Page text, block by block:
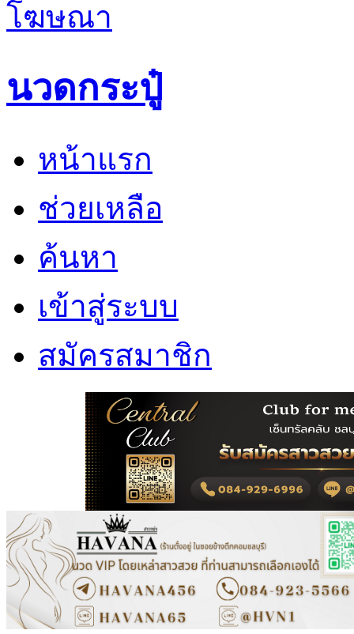
นวดกระปู๋
หน้าแรก
ช่วยเหลือ
ค้นหา
เข้าสู่ระบบ
สมัครสมาชิก